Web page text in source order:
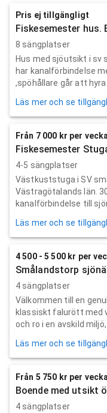
Pris ej tillgängligt
Fiskesemester
8 sängplatser
Hus med sjöutsikt i sv
har kanalförbindelse
,spöhållare går att hyra.
Läs mer och se
Från 7 000 kr per vecka
Fiskesemester
4-5 sängplatser
Västkuststuga i SV
Västragötalands län.
kanalförbindelse till
Läs mer och se
4 500 - 5 500 kr per
Smålandstorp
4 sängplatser
Välkommen till en
klassiskt falurött med
och ro i en avskild miljö,
Läs mer och se
Från 5 750 kr per vecka
Boende med utsikt
4 sängplatser